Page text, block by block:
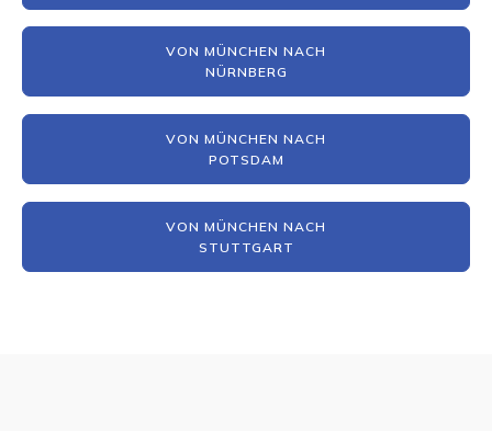
VON MÜNCHEN NACH
NÜRNBERG
VON MÜNCHEN NACH
POTSDAM
VON MÜNCHEN NACH
STUTTGART